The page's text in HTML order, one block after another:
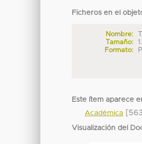
Ficheros en el
Nombre:
Tamaño:
Formato:
Este ítem aparece
Académica
Visualización del